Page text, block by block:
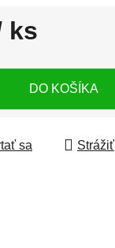
ks
DO KOŠÍKA
sa Strážiť